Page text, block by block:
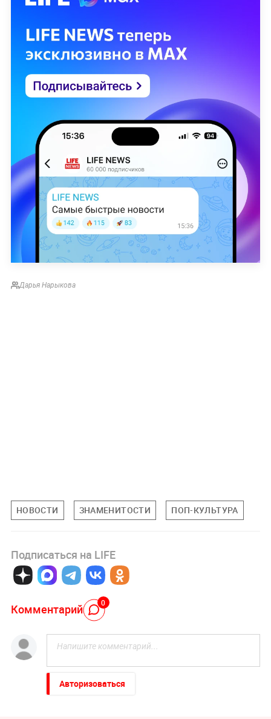
Дарья Нарыкова
НОВОСТИ ЗНАМЕНИТОСТИ ПОП-КУЛЬТУРА
Подписаться на LIFE
Комментарий 0
Авторизоваться